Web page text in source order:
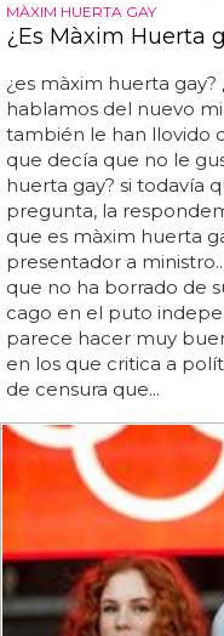
MÀXIM HUERTA GAY
¿Es Màxim Huerta
¿es màxim huerta
hablamos del nuevo
también le han llovido
que decía que no le
huerta gay? si todavía
pregunta, la
que es màxim huerta
presentador a
que no ha borrado de
cago en el puto
parece hacer muy
en los que critica a
de censura que...